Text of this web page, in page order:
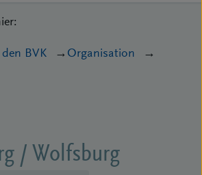
BVK
Organisation
/ Wolfsburg